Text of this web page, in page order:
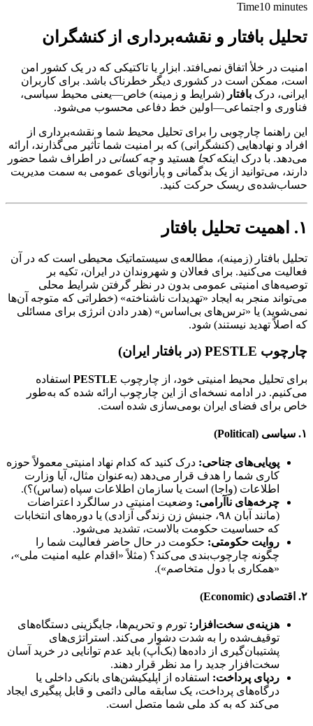
Time10 minutes
تحلیل بافتار و نقشه‌برداری از کنشگران
امنیت در خلأ اتفاق نمی‌افتد. ابزار یا تاکتیکی که در یک کشور امن
است، ممکن است در کشوری دیگر خطرناک باشد. برای کاربران
ایرانی، درک بافتار (شرایط و زمینه) خاص—یعنی محیط سیاسی،
فناوری و اجتماعی—اولین خط دفاعی محسوب می‌شود.
این راهنما چارچوبی را برای تحلیل محیط شما و نقشه‌برداری از
افراد و نهادهایی (کنشگرانی) که بر امنیت شما تأثیر می‌گذارند، ارائه
می‌دهد. با درک اینکهکجا هستید و چه کسانی در اطراف شما حضور
دارند، می‌توانید از یک بدگمانی و پارانویای عمومی به سمت مدیریت
حساب‌شده‌ی ریسک حرکت کنید.
۱. اهمیت تحلیل بافتار
تحلیل بافتار (زمینه)، مطالعه‌ی سیستماتیک محیطی است که در آن
فعالیت می‌کنید. برای فعالان و شهروندان در ایران، تکیه بر
توصیه‌های امنیتی عمومی بدون در نظر گرفتن شرایط محلی
می‌تواند منجر به ایجاد «تهدیدات ناشناخته» (خطراتی که متوجه آن‌ها
نمی‌شوید) یا «ترس‌های بی‌اساس» (هدر دادن انرژی برای مسائلی
که اصلاً تهدید نیستند) شود.
چارچوب PESTLE (در بافتار ایران)
برای تحلیل محیط امنیتی خود، از چارچوب PESTLE استفاده
می‌کنیم. در ادامه نسخه‌ای از این چارچوب ارائه شده که به‌طور
خاص برای فضای ایران بومی‌سازی شده است.
۱. سیاسی (Political)
پویایی‌های جناحی: درک کنید که کدام نهاد امنیتی معمولاً حوزه
کاری شما را هدف قرار می‌دهد (به‌عنوان مثال، آیا وزارت
اطلاعات (واجا) است یا سازمان اطلاعات سپاه (ساس)؟).
چرخه‌های ناآرامی: وضعیت امنیتی در سالگرد اعتراضات
(مانند آبان ۹۸، جنبش زن زندگی آزادی) یا دوره‌های انتخابات
که حساسیت حکومت بالاست، تشدید می‌شود.
روایت حکومتی: حکومت در حال حاضر فعالیت شما را
چگونه چارچوب‌بندی می‌کند؟ (مثلاً «اقدام علیه امنیت ملی»،
«همکاری با دول متخاصم»).
۲. اقتصادی (Economic)
هزینه‌ی سخت‌افزار: تورم و تحریم‌ها، جایگزینی دستگاه‌های
توقیف‌شده را به شدت دشوار می‌کند. استراتژی‌های
پشتیبان‌گیری از داده‌ها (بک‌آپ) باید عدم توانایی در خرید آسان
سخت‌افزار جدید را مد نظر قرار دهند.
ردپای پرداخت: استفاده از اپلیکیشن‌های بانکی داخلی یا
درگاه‌های پرداخت، یک سابقه مالی دائمی و قابل پیگیری ایجاد
می‌کند که به کد ملی شما متصل است.